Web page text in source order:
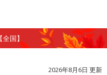
国】
2026年8月6日 更新